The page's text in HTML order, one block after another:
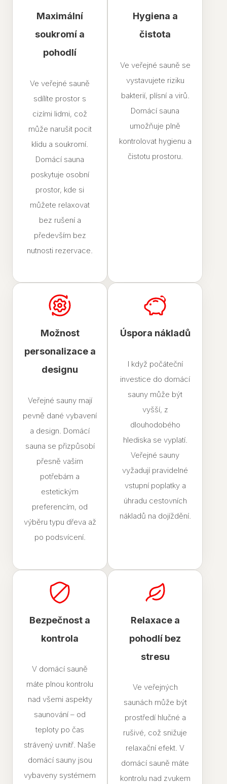
Maximální
soukromí a
pohodlí
Ve veřejné sauně
sdílíte prostor s
cizími lidmi, což
může narušit pocit
klidu a soukromí.
Domácí sauna
poskytuje osobní
prostor, kde si
můžete relaxovat
bez rušení a
především bez
nutnosti rezervace.
Hygiena a
čistota
Ve veřejné sauně se
vystavujete riziku
bakterií, plísní a virů.
Domácí sauna
umožňuje plně
kontrolovat hygienu a
čistotu prostoru.
Možnost
personalizace a
designu
Veřejné sauny mají
pevně dané vybavení
a design. Domácí
sauna se přizpůsobí
přesně vašim
potřebám a
estetickým
preferencím, od
výběru typu dřeva až
po podsvícení.
Úspora nákladů
I když počáteční
investice do domácí
sauny může být
vyšší, z
dlouhodobého
hlediska se vyplatí.
Veřejné sauny
vyžadují pravidelné
vstupní poplatky a
úhradu cestovních
nákladů na dojíždění.
Bezpečnost a
kontrola
V domácí sauně
máte plnou kontrolu
nad všemi aspekty
saunování – od
teploty po čas
strávený uvnitř. Naše
domácí sauny jsou
vybaveny systémem
Relaxace a
pohodlí bez
stresu
Ve veřejných
saunách může být
prostředí hlučné a
rušivé, což snižuje
relaxační efekt. V
domácí sauně máte
kontrolu nad zvukem